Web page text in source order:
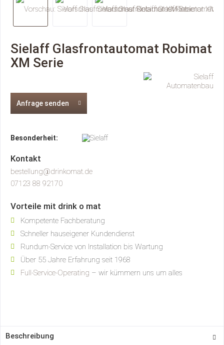
Sielaff Glasfrontautomat Robimat
XM Serie
Anfrage senden
Besonderheit:
Kontakt
bestellung@drinkomat.de
07123 88 92170
Vorteile mit drink o mat
Kompetente Fachberatung
Schneller hauseigener Kundendienst
Rundum-Service von Installation bis Wartung
Über 55 Jahre Erfahrung seit 1968
Full-Service-Operating – wir kümmern uns um alles
Beschreibung